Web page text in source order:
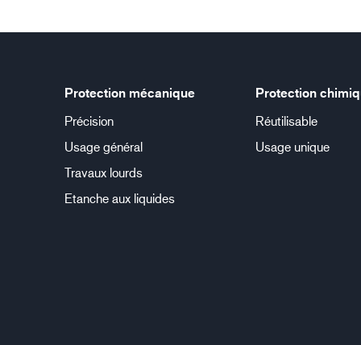
Protection mécanique
Précision
Usage général
Travaux lourds
Etanche aux liquides
Protection
Réutilisable
Usage unique